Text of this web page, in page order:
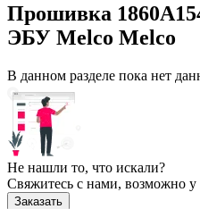
Прошивка
ЭБУ Melco Melco
В данном разделе пока нет
Не нашли то, что искали?
Свяжитесь с нами, возможно у
Заказать